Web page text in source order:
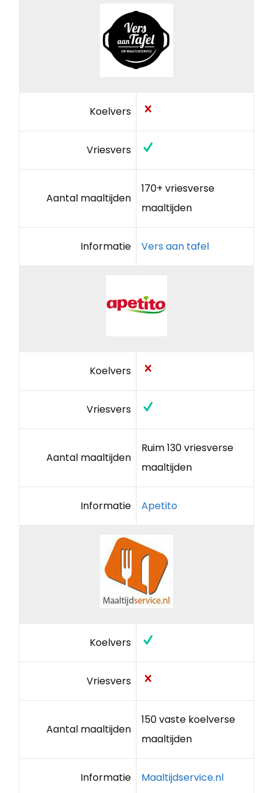
Koelvers
Vriesvers
Aantal maaltijden
170+ vriesverse
maaltijden
Informatie Vers aan tafel
Koelvers
Vriesvers
Aantal maaltijden
Ruim 130 vriesverse
maaltijden
Informatie Apetito
Koelvers
Vriesvers
Aantal maaltijden
150 vaste koelverse
maaltijden
Informatie Maaltijdservice.nl